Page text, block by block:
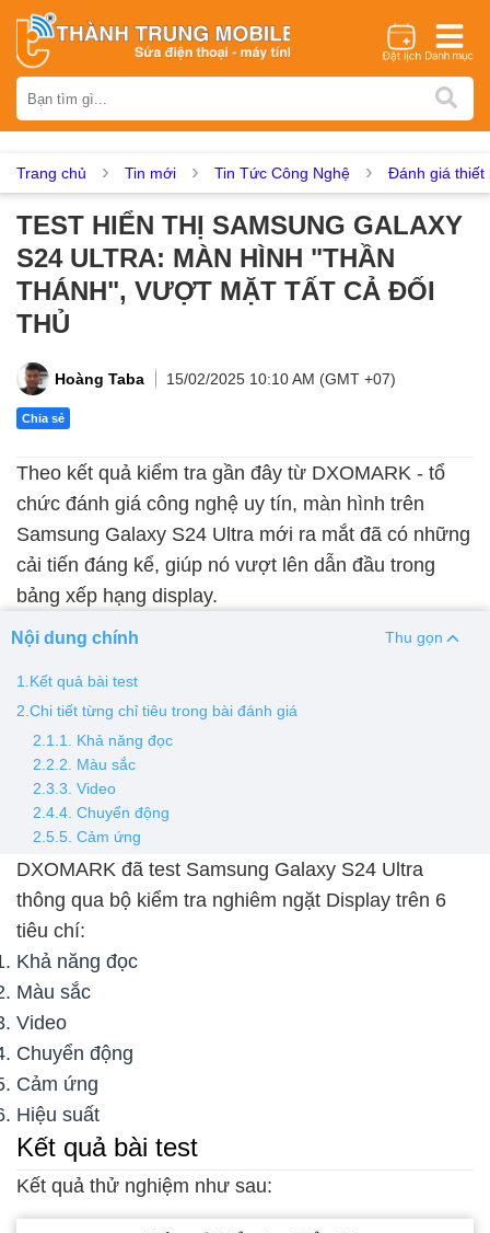
iPhone Samsung Oppo Xiaomi Realme Vivo
Asus Sony Vertu LG Tecno
Dịch vụ sửa chữa
Thay pin Ép kính Thay camera
Thay kính lưng
Thay màn hình
Thay pin
Pin iPhone Pin Samsumg Pin Oppo Pin Xiaomi
Pin Realme
Thay vỏ
Vỏ iPhone
Vỏ Huawei Vỏ Vivo
Trang chủ Tin mới Tin Tức Công Nghệ Đánh giá thiết
TEST HIỂN THỊ SAMSUNG GALAXY
S24 ULTRA: MÀN HÌNH "THẦN
THÁNH", VƯỢT MẶT TẤT CẢ ĐỐI
THỦ
Hoàng Taba 15/02/2025 10:10 AM (GMT +07)
Chia sẻ
Theo kết quả kiểm tra gần đây từ DXOMARK - tổ
chức đánh giá công nghệ uy tín, màn hình trên
Samsung Galaxy S24 Ultra mới ra mắt đã có những
cải tiến đáng kể, giúp nó vượt lên dẫn đầu trong
bảng xếp hạng display.
Nội dung chính Thu gọn
1.Kết quả bài test
2.Chi tiết từng chỉ tiêu trong bài đánh giá
2.1.1. Khả năng đọc
2.2.2. Màu sắc
2.3.3. Video
2.4.4. Chuyển động
2.5.5. Cảm ứng
DXOMARK đã test Samsung Galaxy S24 Ultra
thông qua bộ kiểm tra nghiêm ngặt Display trên 6
tiêu chí:
Khả năng đọc
Màu sắc
Video
Chuyển động
Cảm ứng
Hiệu suất
Kết quả bài test
Kết quả thử nghiệm như sau: